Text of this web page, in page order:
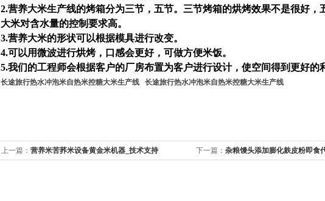
2.营养大米生产线的烤箱分为三节，五节。三节烤箱的烘烤效果不是很好
大米对含水量的控制要求高。
3.营养大米的形状可以根据模具进行改变。
4.可以用微波进行烘烤，口感会更好，可做方便米饭。
5.我们的工程师会根据客户的厂房布置为客户进行设计，使空间得到更好的
长途旅行热水冲泡米自热米控糖大米生产线 长途旅行热水冲泡米自热米控糖大米生产线
上一篇： 营养米苦荞米设备黄金米机器_技术支持 下一篇： 杂粮馒头添加膨化麸皮粉即食